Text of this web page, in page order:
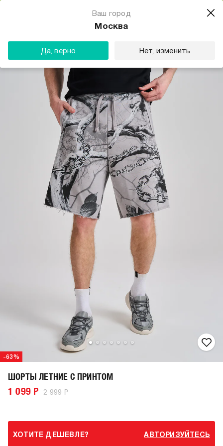
Ваш город
Москва
Да, верно Нет, изменить
-63%
ШОРТЫ ЛЕТНИЕ С ПРИНТОМ
1 099 Р 2 999 Р
ХОТИТЕ ДЕШЕВЛЕ? АВТОРИЗУЙТЕСЬ
Магазин одежды для тебя